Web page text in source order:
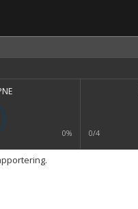
0% 0/4